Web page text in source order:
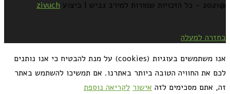
@2021 - כל הזכויות שמורות למירב גביש | ביצוע zivuch
בחזרה למעלה
אנו משתמשים בעוגיות (cookies) על מנת להבטיח כי אנו נותנים
לכם את החוויה הטובה ביותר באתרנו. אם תמשיכו להשתמש באתר
זה, אתם מסכימים לזה אישור לקריאה נוספת